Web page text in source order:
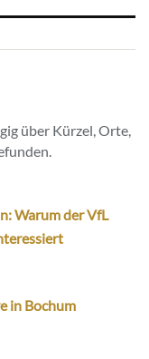
über Kürzel, Orte,
Warum der VfL
in Bochum